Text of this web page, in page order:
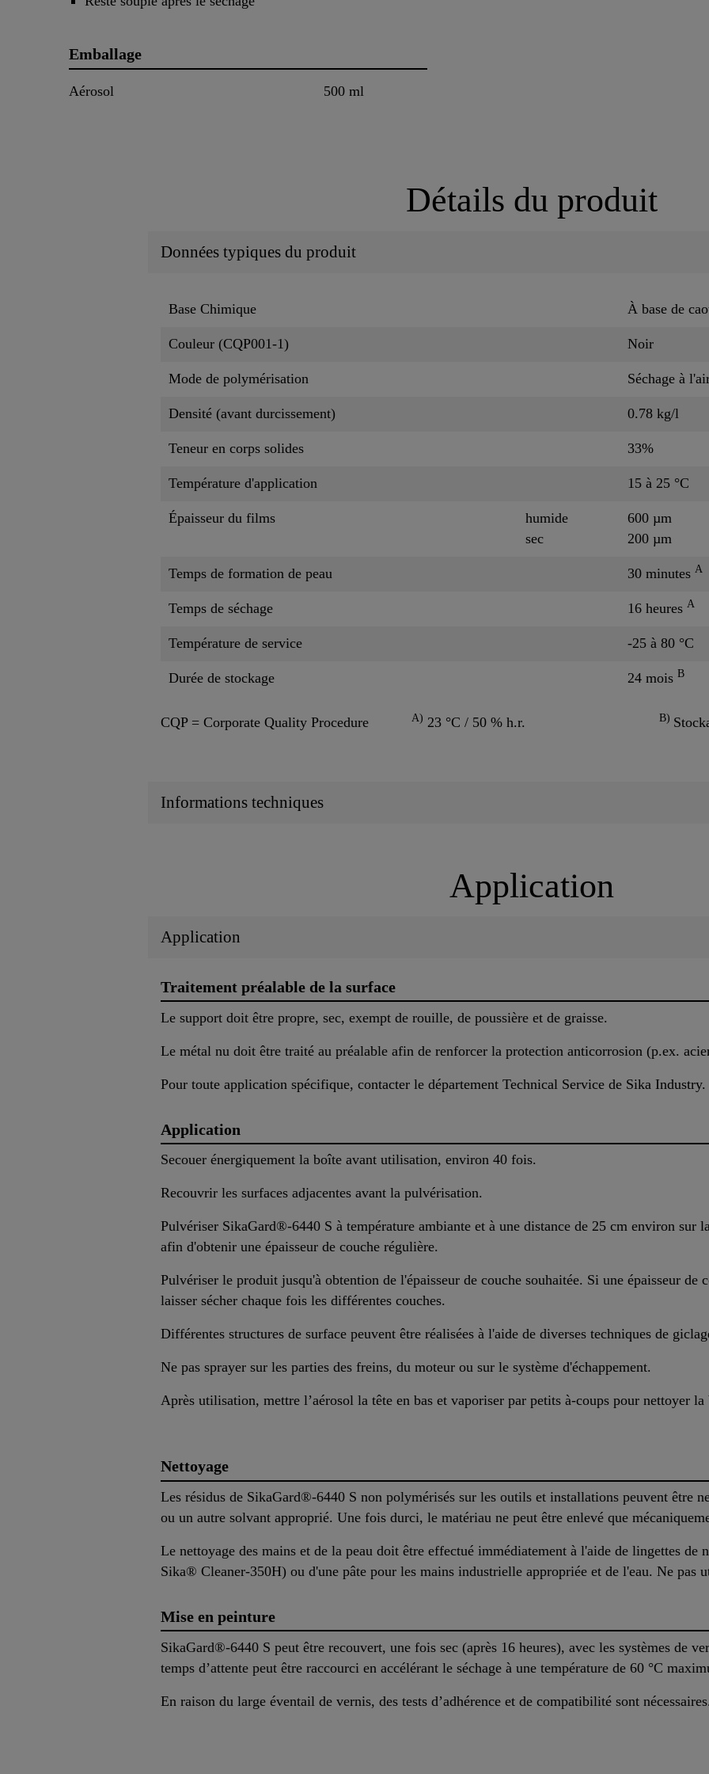
Emballage
Aérosol 500 ml
Détails du produit
Données typiques du produit
Base Chimique À base de
Couleur (CQP001-1) Noir
Mode de polymérisation Séchage à
Densité (avant durcissement) 0.78 kg/l
Teneur en corps solides 33%
Température d'application 15 à 25 °C
Épaisseur du films
humide
sec
600 µm
200 µm
Temps de formation de peau 30 minutes A
Temps de séchage 16 heures A
Température de service -25 à 80 °C
Durée de stockage 24 mois B
CQP = Corporate Quality Procedure A) 23 °C / 50 % h.r. B)
Informations techniques
Application
Application
Traitement préalable de la surface
Le support doit être propre, sec, exempt de rouille, de poussière et de graisse.
Le métal nu doit être traité au préalable afin de renforcer la protection anticorrosion (p.ex.
Pour toute application spécifique, contacter le département Technical Service de Sika Industry.
Application
Secouer énergiquement la boîte avant utilisation, environ 40 fois.
Recouvrir les surfaces adjacentes avant la pulvérisation.
Pulvériser SikaGard®-6440 S à température ambiante et à une distance de 25 cm environ
afin d'obtenir une épaisseur de couche régulière.
Pulvériser le produit jusqu'à obtention de l'épaisseur de couche souhaitée. Si une épaisseur de
laisser sécher chaque fois les différentes couches.
Différentes structures de surface peuvent être réalisées à l'aide de diverses techniques de
Ne pas sprayer sur les parties des freins, du moteur ou sur le système d'échappement.
Après utilisation, mettre l’aérosol la tête en bas et vaporiser par petits à-coups pour nettoyer la
Nettoyage
Les résidus de SikaGard®-6440 S non polymérisés sur les outils et installations peuvent être
ou un autre solvant approprié. Une fois durci, le matériau ne peut être enlevé que
Le nettoyage des mains et de la peau doit être effectué immédiatement à l'aide de lingettes de
Sika® Cleaner-350H) ou d'une pâte pour les mains industrielle appropriée et de l'eau. Ne pas
Mise en peinture
SikaGard®-6440 S peut être recouvert, une fois sec (après 16 heures), avec les systèmes de
temps d’attente peut être raccourci en accélérant le séchage à une température de 60 °C
En raison du large éventail de vernis, des tests d’adhérence et de compatibilité sont